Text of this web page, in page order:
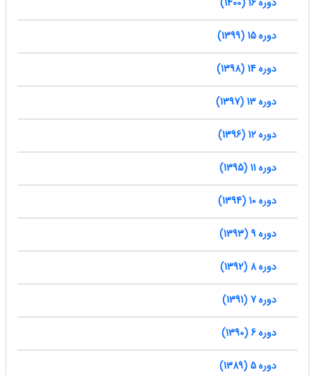
دوره 16 (1400)
دوره 15 (1399)
دوره 14 (1398)
دوره 13 (1397)
دوره 12 (1396)
دوره 11 (1395)
دوره 10 (1394)
دوره 9 (1393)
دوره 8 (1392)
دوره 7 (1391)
دوره 6 (1390)
دوره 5 (1389)